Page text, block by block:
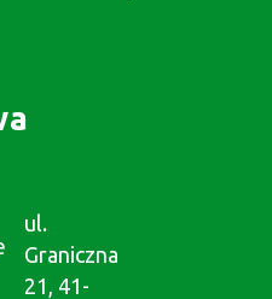
ul.
Graniczna
21, 41-